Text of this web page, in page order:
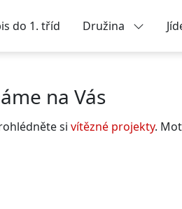
do 1. tříd Družina
na Vás
si vítězné projekty.